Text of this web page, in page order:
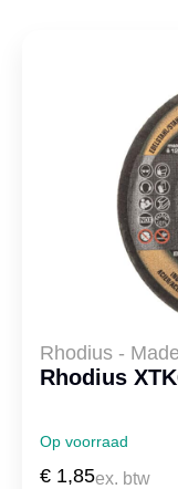
Rhodius -
Rhodius
Op voorraad
€ 1,85ex. btw